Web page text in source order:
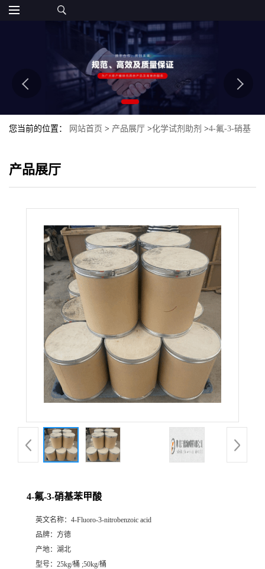
您当前的位置： 网站首页 > 产品展厅 >化学试剂助剂 >4-氟-3-硝基
产品展厅
4-氟-3-硝基苯甲酸
英文名称： 4-Fluoro-3-nitrobenzoic acid
品牌： 方德
产地： 湖北
型号： 25kg/桶 ;50kg/桶